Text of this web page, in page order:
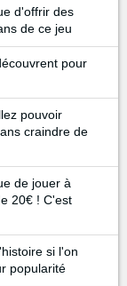
d'offrir des
de ce jeu
pour
pouvoir
craindre de
de jouer à
20€ ! C'est
si l'on
popularité